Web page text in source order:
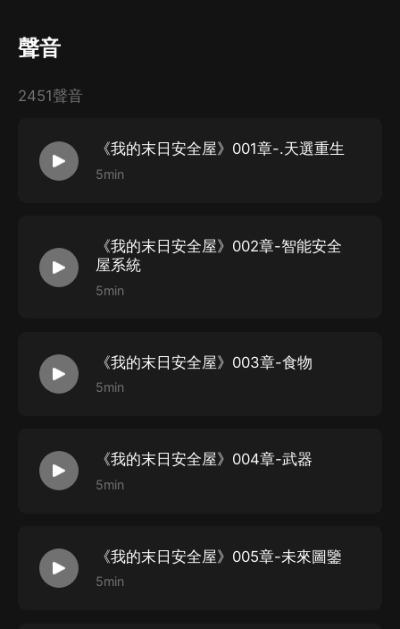
聲音
2451聲音
《我的末日安全屋》001章-.天選重生
5min
《我的末日安全屋》002章-智能安全
屋系統
5min
《我的末日安全屋》003章-食物
5min
《我的末日安全屋》004章-武器
5min
《我的末日安全屋》005章-未來圖鑒
5min